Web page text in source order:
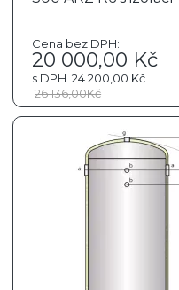
Cena bez DPH:
20 000,00 Kč
s DPH 24 200,00 Kč
26 136,00Kč